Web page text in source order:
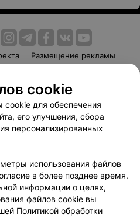
Размещение рекламы
Способы оплаты
Партнеры
103.by
данных
cookie
cookie для обеспечения
его улучшения, сбора
персонализированных
использования файлов
в более позднее время.
информации о целях,
файлов cookie вы
Политикой обработки